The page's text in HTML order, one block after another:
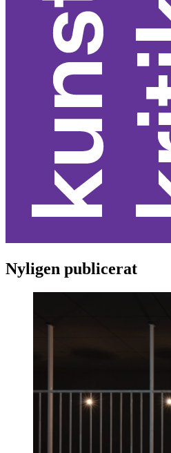
Nyligen publicerat